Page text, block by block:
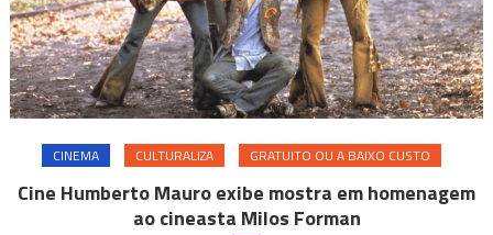
CINEMA CULTURALIZA GRATUITO OU A BAIXO CUSTO
Cine Humberto Mauro exibe mostra em homenagem
ao cineasta Milos Forman